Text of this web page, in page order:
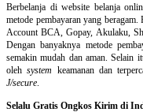
Berbelanja diwebsite belanja
metode pembayaran yang
Account BCA, Gopay, Akulaku,
Dengan banyaknya metode
semakin mudah dan aman. Selain
olehsystem keamanan dan
J/secure.
Selalu Gratis Ongkos Kirim di